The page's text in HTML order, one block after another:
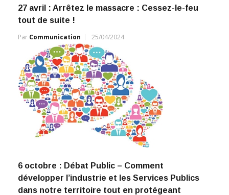
27 avril : Arrêtez le massacre : Cessez-le-feu
tout de suite !
Par Communication 25/04/2024
6 octobre : Débat Public – Comment
développer l’industrie et les Services Publics
dans notre territoire tout en protégeant